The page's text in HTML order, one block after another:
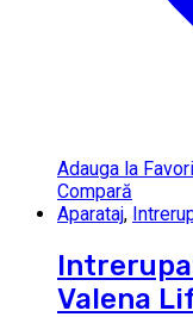
Adauga la
Compară
Aparataj,
Valena